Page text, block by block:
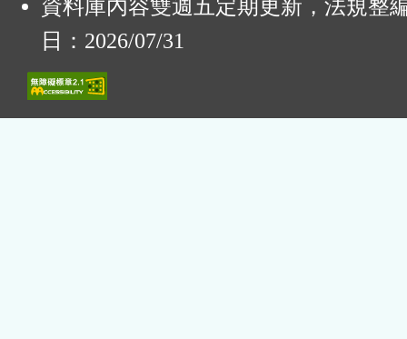
資料庫內容雙週五定期更新，法規整
日：2026/07/31